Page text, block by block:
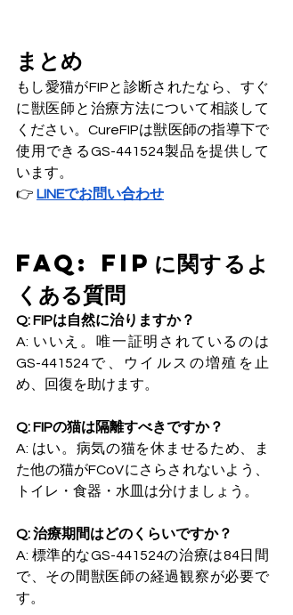
まとめ
もし愛猫がFIPと診断されたなら、すぐ
に獣医師と治療方法について相談して
ください。CureFIPは獣医師の指導下で
使用できるGS-441524製品を提供して
います。
👉 LINEでお問い合わせ
FAQ: FIPに関するよ
くある質問
Q: FIPは自然に治りますか？
A: いいえ。唯一証明されているのは
GS-441524で、ウイルスの増殖を止
め、回復を助けます。
Q: FIPの猫は隔離すべきですか？
A: はい。病気の猫を休ませるため、ま
た他の猫がFCoVにさらされないよう、
トイレ・食器・水皿は分けましょう。
Q: 治療期間はどのくらいですか？
A: 標準的なGS-441524の治療は84日間
で、その間獣医師の経過観察が必要で
す。